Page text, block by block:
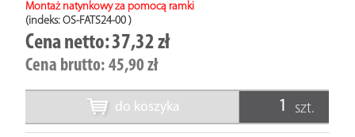
Montaż natynkowy za pomocą ramki
(indeks: OS-FATS24-00 )
Cena netto:37,32 zł
Cena brutto: 45,90 zł
do koszyka szt.